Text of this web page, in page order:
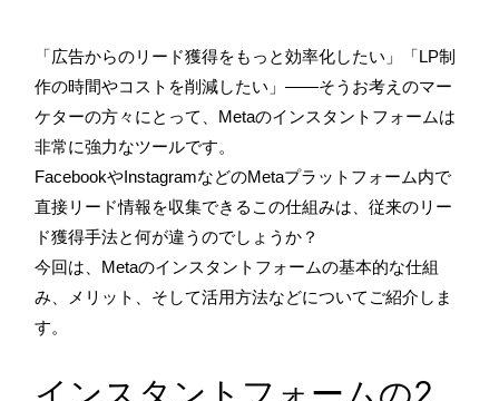
「広告からのリード獲得をもっと効率化したい」「LP制
作の時間やコストを削減したい」——そうお考えのマー
ケターの方々にとって、Metaのインスタントフォームは
非常に強力なツールです。
FacebookやInstagramなどのMetaプラットフォーム内で
直接リード情報を収集できるこの仕組みは、従来のリー
ド獲得手法と何が違うのでしょうか？
今回は、Metaのインスタントフォームの基本的な仕組
み、メリット、そして活用方法などについてご紹介しま
す。
インスタントフォームの2